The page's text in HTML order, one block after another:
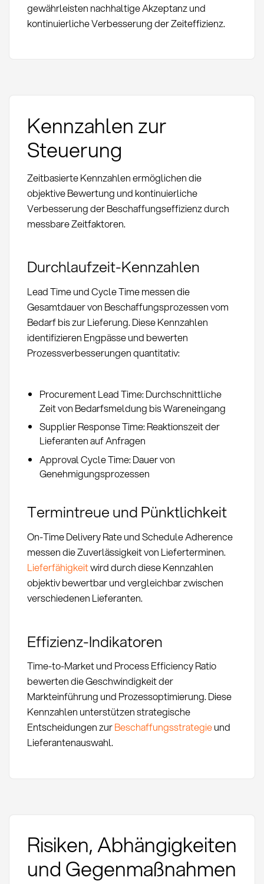
gewährleisten nachhaltige Akzeptanz und
kontinuierliche Verbesserung der Zeiteffizienz.
Kennzahlen zur
Steuerung
Zeitbasierte Kennzahlen ermöglichen die
objektive Bewertung und kontinuierliche
Verbesserung der Beschaffungseffizienz durch
messbare Zeitfaktoren.
Durchlaufzeit-Kennzahlen
Lead Time und Cycle Time messen die
Gesamtdauer von Beschaffungsprozessen vom
Bedarf bis zur Lieferung. Diese Kennzahlen
identifizieren Engpässe und bewerten
Prozessverbesserungen quantitativ:
Procurement Lead Time: Durchschnittliche
Zeit von Bedarfsmeldung bis Wareneingang
Supplier Response Time: Reaktionszeit der
Lieferanten auf Anfragen
Approval Cycle Time: Dauer von
Genehmigungsprozessen
Termintreue und Pünktlichkeit
On-Time Delivery Rate und Schedule Adherence
messen die Zuverlässigkeit von Lieferterminen.
Lieferfähigkeitwird durch diese Kennzahlen
objektiv bewertbar und vergleichbar zwischen
verschiedenen Lieferanten.
Effizienz-Indikatoren
Time-to-Market und Process Efficiency Ratio
bewerten die Geschwindigkeit der
Markteinführung und Prozessoptimierung. Diese
Kennzahlen unterstützen strategische
Entscheidungen zurBeschaffungsstrategieund
Lieferantenauswahl.
Risiken, Abhängigkeiten
und Gegenmaßnahmen